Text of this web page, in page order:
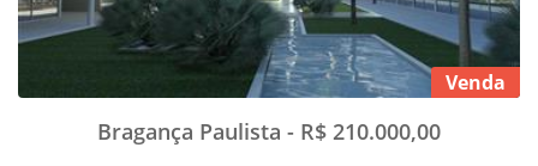
Venda
Bragança Paulista - R$ 210.000,00